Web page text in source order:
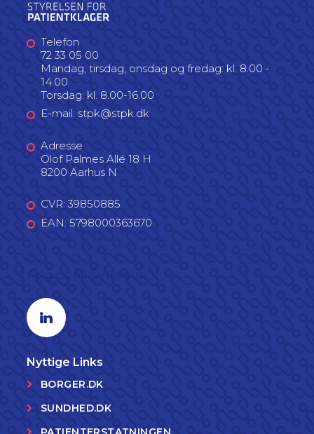
Telefon
72 33 05 00
Mandag, tirsdag, onsdag og fredag: kl. 8.00 -
14.00
Torsdag: kl. 8.00-16.00
E-mail: stpk@stpk.dk
Adresse
Olof Palmes Allé 18 H
8200 Aarhus N
CVR: 39850885
EAN: 5798000363670
Linkedin profil
Nyttige Links
BORGER.DK
SUNDHED.DK